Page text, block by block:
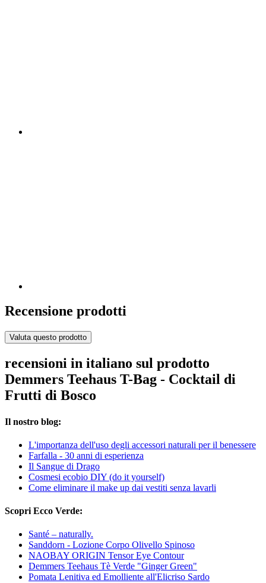
Recensione prodotti
Valuta questo prodotto
recensioni in italiano sul prodotto
Demmers Teehaus T-Bag - Cocktail di
Frutti di Bosco
Il nostro blog:
L'importanza dell'uso degli accessori naturali per il benessere
Farfalla - 30 anni di esperienza
Il Sangue di Drago
Cosmesi ecobio DIY (do it yourself)
Come eliminare il make up dai vestiti senza lavarli
Scopri Ecco Verde:
Santé – naturally.
Sanddorn - Lozione Corpo Olivello Spinoso
NAOBAY ORIGIN Tensor Eye Contour
Demmers Teehaus Tè Verde "Ginger Green"
Pomata Lenitiva ed Emolliente all'Elicriso Sardo